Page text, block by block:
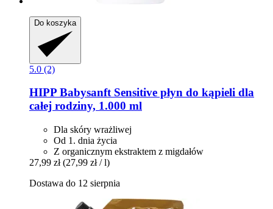
Do koszyka
5.0 (2)
HIPP Babysanft Sensitive płyn do kąpieli dla
całej rodziny, 1.000 ml
Dla skóry wrażliwej
Od 1. dnia życia
Z organicznym ekstraktem z migdałów
27,99 zł (27,99 zł / l)
Dostawa do 12 sierpnia